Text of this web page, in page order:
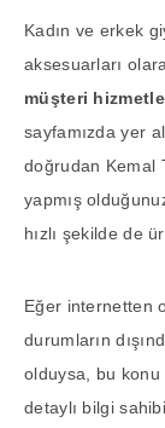
Kadın ve erkek
aksesuarları
müşteri
sayfamızda yer
doğrudan Kemal
yapmış
hızlı şekilde de
Eğer internetten
durumların
olduysa, bu konu
detaylı bilgi